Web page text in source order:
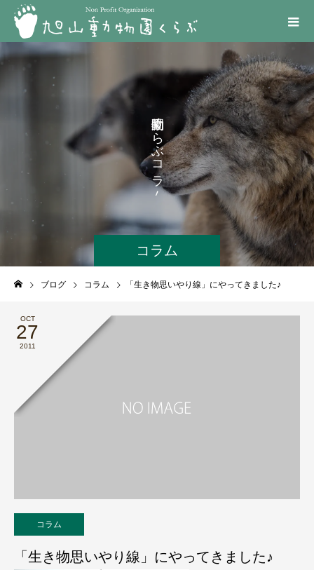
コラム
く
ら
ぶ
コ
ラ
ム
ブログ コラム 「生き物思いやり線」にやってきました♪
OCT
27
2011
コラム
「生き物思いやり線」にやってきました♪